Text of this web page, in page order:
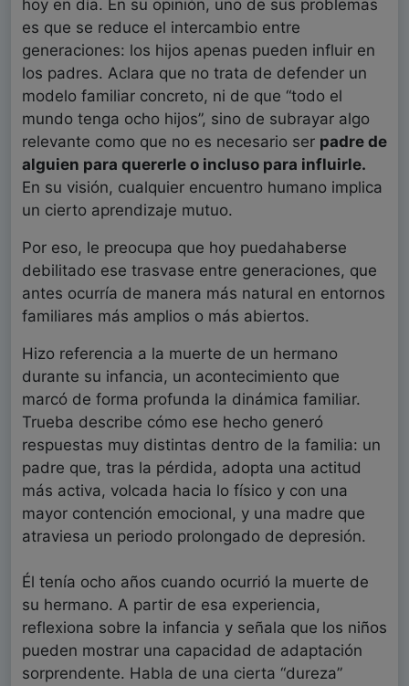
hoy en día. En su opinión, uno de sus problemas
es que se reduce el intercambio entre
generaciones: los hijos apenas pueden influir en
los padres. Aclara que no trata de defender un
modelo familiar concreto, ni de que “todo el
mundo tenga ocho hijos”, sino de subrayar algo
relevante como que no es necesario ser padre de
alguien para quererle o incluso para influirle.
En su visión, cualquier encuentro humano implica
un cierto aprendizaje mutuo.
Por eso, le preocupa que hoy puedahaberse
debilitado ese trasvase entre generaciones, que
antes ocurría de manera más natural en entornos
familiares más amplios o más abiertos.
Hizo referencia a la muerte de un hermano
durante su infancia, un acontecimiento que
marcó de forma profunda la dinámica familiar.
Trueba describe cómo ese hecho generó
respuestas muy distintas dentro de la familia: un
padre que, tras la pérdida, adopta una actitud
más activa, volcada hacia lo físico y con una
mayor contención emocional, y una madre que
atraviesa un periodo prolongado de depresión.
Él tenía ocho años cuando ocurrió la muerte de
su hermano. A partir de esa experiencia,
reflexiona sobre la infancia y señala que los niños
pueden mostrar una capacidad de adaptación
sorprendente. Habla de una cierta “dureza”